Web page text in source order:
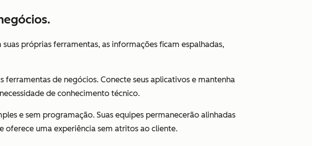
próprias ferramentas, as informações ficam espalhadas,
de negócios. Conecte seus aplicativos e mantenha
de conhecimento técnico.
e sem programação. Suas equipes permanecerão alinhadas
oferece uma experiência sem atritos ao cliente.